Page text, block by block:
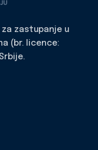
za zastupanje u
(br. licence: